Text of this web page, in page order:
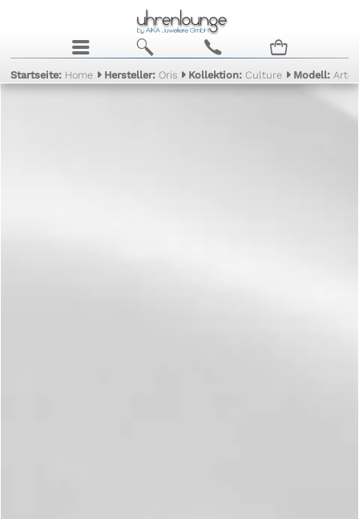
j b c n
Startseite: Home Hersteller:Oris Kollektion:Culture Modell: